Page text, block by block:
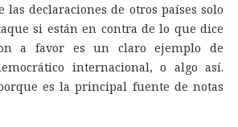
las declaraciones de otros países solo
si están en contra de lo que dice
a favor es un claro ejemplo de
internacional, o algo así.
es la principal fuente de notas